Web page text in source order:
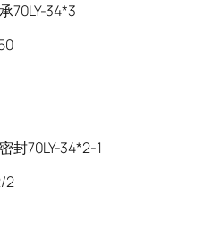
70LY-34*3
封70LY-34*2-1
2